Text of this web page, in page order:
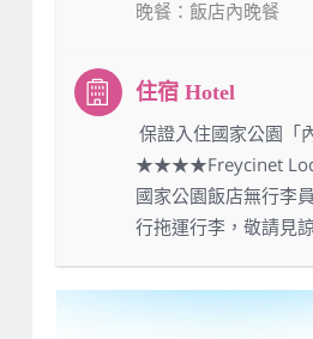
晚餐 ：飯店內晚餐
：保證入住國家公園「
★★★★Freycinet
國家公園飯店無行李
行拖運行李，敬請見